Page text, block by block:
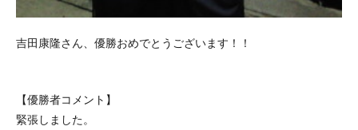
吉田康隆さん、優勝おめでとうございます！！
【優勝者コメント】
緊張しました。